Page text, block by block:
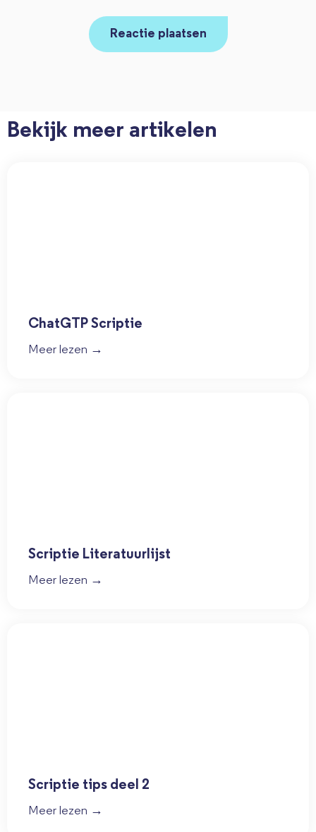
Bekijk meer artikelen
ChatGTP Scriptie
Meer lezen →
Scriptie Literatuurlijst
Meer lezen →
Scriptie tips deel 2
Meer lezen →